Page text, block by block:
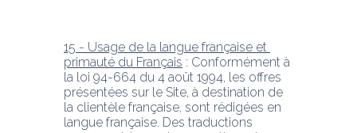
15 - Usage de la langue française et
primauté du Français : Conformément à
la loi 94-664 du 4 août 1994, les offres
présentées sur le Site, à destination de
la clientèle française, sont rédigées en
langue française. Des traductions